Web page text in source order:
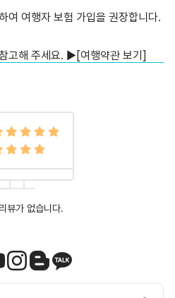
여 여행자 보험 가입을 권장합니다.
고해 주세요. ▶ [여행약관 보기]
뷰가 없습니다.